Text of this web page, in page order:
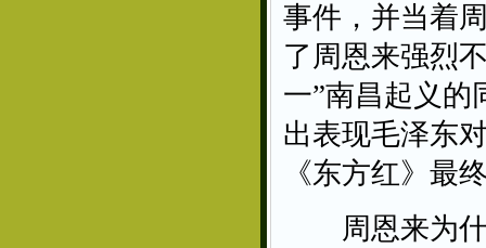
事件，并当着
了周恩来强烈
一”南昌起义的
出表现毛泽东
《东方红》最
周恩来为什